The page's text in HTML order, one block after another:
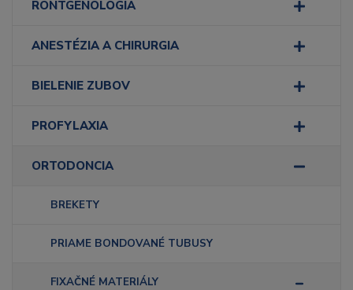
RÖNTGENOLÓGIA
ANESTÉZIA A CHIRURGIA
BIELENIE ZUBOV
PROFYLAXIA
ORTODONCIA
BREKETY
PRIAME BONDOVANÉ TUBUSY
FIXAČNÉ MATERIÁLY